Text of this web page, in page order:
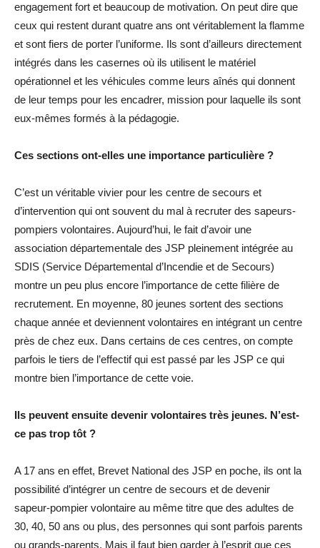
engagement fort et beaucoup de motivation. On peut dire que
ceux qui restent durant quatre ans ont véritablement la flamme
et sont fiers de porter l’uniforme. Ils sont d’ailleurs directement
intégrés dans les casernes où ils utilisent le matériel
opérationnel et les véhicules comme leurs aînés qui donnent
de leur temps pour les encadrer, mission pour laquelle ils sont
eux-mêmes formés à la pédagogie.
Ces sections ont-elles une importance particulière ?
C’est un véritable vivier pour les centre de secours et
d’intervention qui ont souvent du mal à recruter des sapeurs-
pompiers volontaires. Aujourd’hui, le fait d’avoir une
association départementale des JSP pleinement intégrée au
SDIS (Service Départemental d’Incendie et de Secours)
montre un peu plus encore l’importance de cette filière de
recrutement. En moyenne, 80 jeunes sortent des sections
chaque année et deviennent volontaires en intégrant un centre
près de chez eux. Dans certains de ces centres, on compte
parfois le tiers de l’effectif qui est passé par les JSP ce qui
montre bien l’importance de cette voie.
Ils peuvent ensuite devenir volontaires très jeunes. N’est-
ce pas trop tôt ?
A 17 ans en effet, Brevet National des JSP en poche, ils ont la
possibilité d’intégrer un centre de secours et de devenir
sapeur-pompier volontaire au même titre que des adultes de
30, 40, 50 ans ou plus, des personnes qui sont parfois parents
ou grands-parents. Mais il faut bien garder à l’esprit que ces